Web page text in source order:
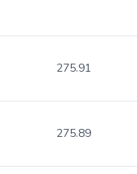
275.91
275.89